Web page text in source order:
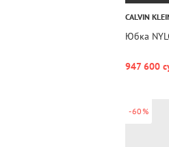
CALVIN
Юбка
947 600
-60%